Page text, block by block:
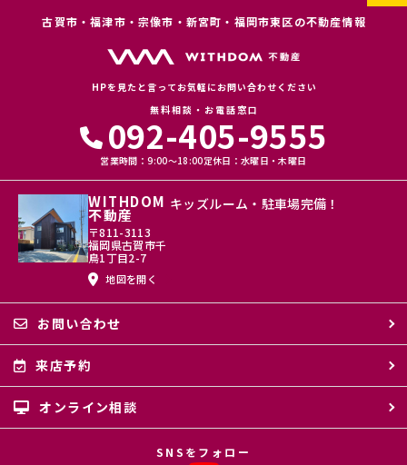
古賀市・福津市・宗像市・新宮町・福岡市東区の不動産情報
HPを見たと言ってお気軽にお問い合わせください
無料相談・お電話窓口
092-405-9555
営業時間：9:00〜18:00定休日：水曜日・木曜日
WITHDOM
不動産
〒811-3113
福岡県古賀市千
鳥1丁目2-7
地図を開く
キッズルーム・駐車場完備！
お問い合わせ
来店予約
オンライン相談
SNSをフォロー